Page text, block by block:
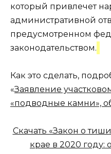
который привлечет
административной
предусмотренном
законодательством.
Как это сделать,
«Заявление
«подводные камни»,
Скачать «Закон о
крае в 2020 году: